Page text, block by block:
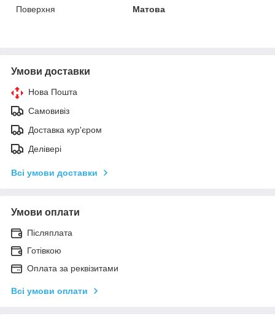
Поверхня
Матова
Умови доставки
Нова Пошта
Самовивіз
Доставка кур'єром
Делівері
Всі умови доставки
Умови оплати
Післяплата
Готівкою
Оплата за реквізитами
Всі умови оплати